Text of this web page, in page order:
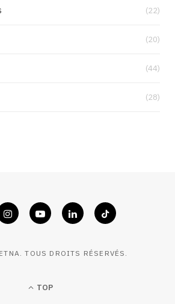
(22)
(20)
(44)
(28)
TOUS DROITS RÉSERVÉS.
TOP